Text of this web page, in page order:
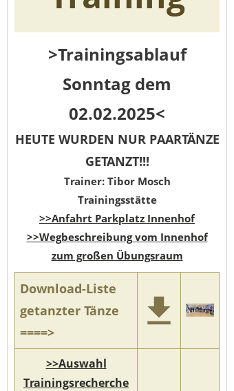
>Trainingsablauf
Sonntag dem
02.02.2025<
HEUTE WURDEN NUR PAARTÄNZE
GETANZT!!!
Trainer: Tibor Mosch
Trainingsstätte
>>Anfahrt Parkplatz Innenhof
>>Wegbeschreibung vom Innenhof
zum großen Übungsraum
Download-Liste
getanzter Tänze
====>
>>Auswahl
Trainingsrecherche